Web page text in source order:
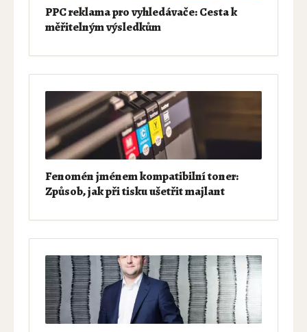
PPC reklama pro vyhledávače: Cesta k
měřitelným výsledkům
Fenomén jménem kompatibilní toner:
Způsob, jak při tisku ušetřit majlant